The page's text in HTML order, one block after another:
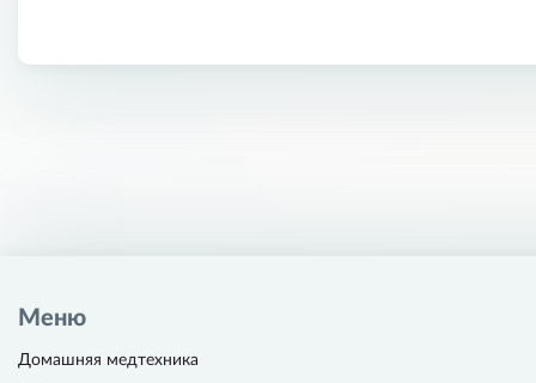
Меню
Домашняя медтехника